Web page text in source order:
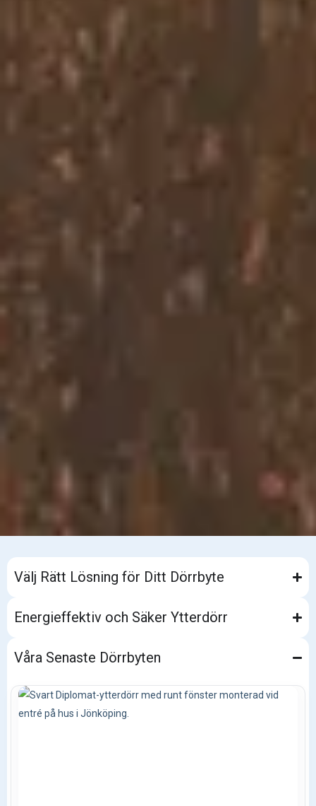
Välj Rätt Lösning för Ditt Dörrbyte
Energieffektiv och Säker Ytterdörr
Våra Senaste Dörrbyten